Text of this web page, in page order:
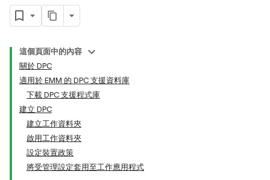
這個頁面中的內容
關於 DPC
適用於 EMM 的 DPC 支援資料庫
下載 DPC 支援程式庫
建立 DPC
建立工作資料夾
啟用工作資料夾
設定裝置政策
將受管理設定套用至工作應用程式